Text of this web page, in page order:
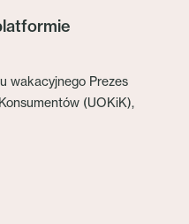
wakacyjnego Prezes
(UOKiK),